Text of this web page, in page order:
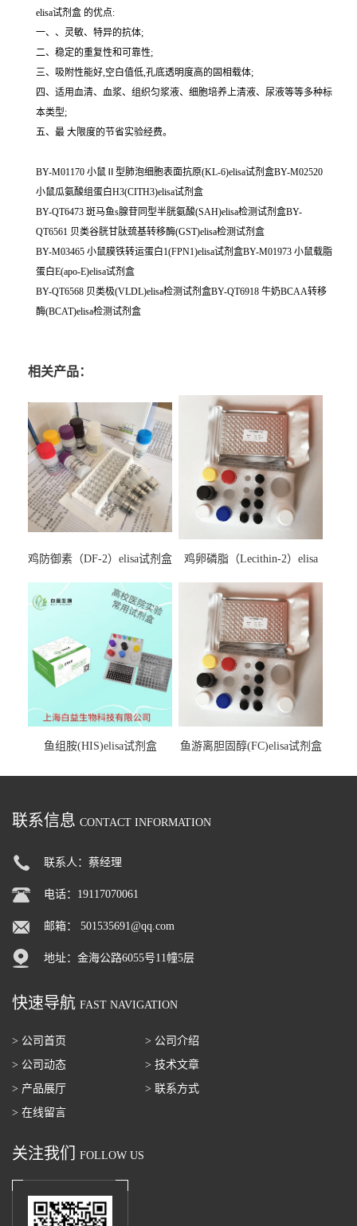
elisa试剂盒 的优点:
一、、灵敏、特异的抗体;
二、稳定的重复性和可靠性;
三、吸附性能好,空白值低,孔底透明度高的固相载体;
四、适用血清、血浆、组织匀浆液、细胞培养上清液、尿液等等多种标
本类型;
五、最 大限度的节省实验经费。
BY-M01170 小鼠Ⅱ型肺泡细胞表面抗原(KL-6)elisa试剂盒BY-M02520
小鼠瓜氨酸组蛋白H3(CITH3)elisa试剂盒
BY-QT6473 斑马鱼s腺苷同型半胱氨酸(SAH)elisa检测试剂盒BY-
QT6561 贝类谷胱甘肽巯基转移酶(GST)elisa检测试剂盒
BY-M03465 小鼠膜铁转运蛋白1(FPN1)elisa试剂盒BY-M01973 小鼠载脂
蛋白E(apo-E)elisa试剂盒
BY-QT6568 贝类极(VLDL)elisa检测试剂盒BY-QT6918 牛奶BCAA转移
酶(BCAT)elisa检测试剂盒
相关产品：
鸡防御素（DF-2）elisa试剂盒
鸡卵磷脂（Lecithin-2）elisa
鱼组胺(HIS)elisa试剂盒 鱼游离胆固醇(FC)elisa试剂盒
联系信息 CONTACT INFORMATION
联系人：蔡经理
电话：19117070061
邮箱： 501535691@qq.com
地址：金海公路6055号11幢5层
快速导航 FAST NAVIGATION
> 公司首页
> 公司介绍
> 公司动态
> 技术文章
> 产品展厅
> 联系方式
> 在线留言
关注我们 FOLLOW US